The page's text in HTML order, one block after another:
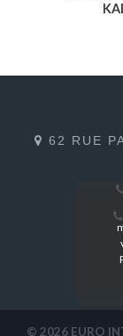
62 RUE
© 2026 EURO